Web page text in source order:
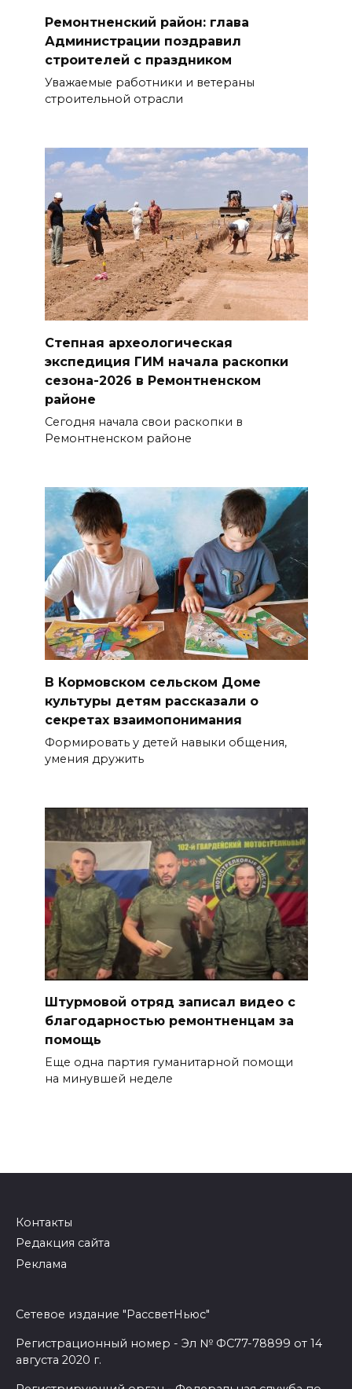
Ремонтненский район: глава
Администрации поздравил
строителей с праздником
Уважаемые работники и ветераны
строительной отрасли
Степная археологическая
экспедиция ГИМ начала раскопки
сезона-2026 в Ремонтненском
районе
Сегодня начала свои раскопки в
Ремонтненском районе
В Кормовском сельском Доме
культуры детям рассказали о
секретах взаимопонимания
Формировать у детей навыки общения,
умения дружить
Штурмовой отряд записал видео с
благодарностью ремонтненцам за
помощь
Еще одна партия гуманитарной помощи
на минувшей неделе
Контакты
Редакция сайта
Реклама
Сетевое издание "РассветНьюс"
Регистрационный номер - Эл № ФС77-78899 от 14
августа 2020 г.